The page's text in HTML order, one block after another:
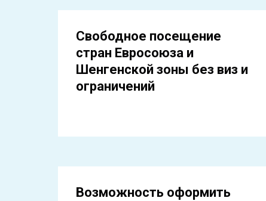
Свободное посещение
стран Евросоюза и
Шенгенской зоны без виз и
ограничений
Возможность оформить